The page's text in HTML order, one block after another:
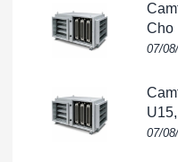
Sợi thủy tinh của
gel Viscosine dày.
Viscosine là chất
khí.
Tương thích đa dạng
Cho
07/
Bán
07/